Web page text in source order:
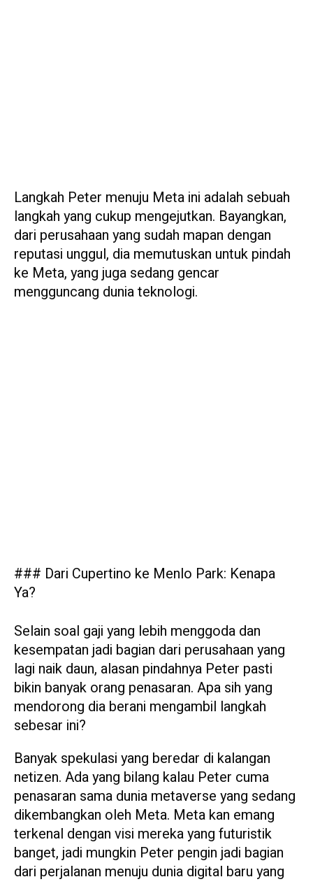
Langkah Peter menuju Meta ini adalah sebuah
langkah yang cukup mengejutkan. Bayangkan,
dari perusahaan yang sudah mapan dengan
reputasi unggul, dia memutuskan untuk pindah
ke Meta, yang juga sedang gencar
mengguncang dunia teknologi.
### Dari Cupertino ke Menlo Park: Kenapa
Ya?
Selain soal gaji yang lebih menggoda dan
kesempatan jadi bagian dari perusahaan yang
lagi naik daun, alasan pindahnya Peter pasti
bikin banyak orang penasaran. Apa sih yang
mendorong dia berani mengambil langkah
sebesar ini?
Banyak spekulasi yang beredar di kalangan
netizen. Ada yang bilang kalau Peter cuma
penasaran sama dunia metaverse yang sedang
dikembangkan oleh Meta. Meta kan emang
terkenal dengan visi mereka yang futuristik
banget, jadi mungkin Peter pengin jadi bagian
dari perjalanan menuju dunia digital baru yang